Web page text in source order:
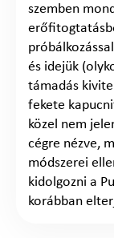
szemben
és idejük
támadás
fekete
közel nem
cégre nézve,
módszerei
kidolgozni a
korábban